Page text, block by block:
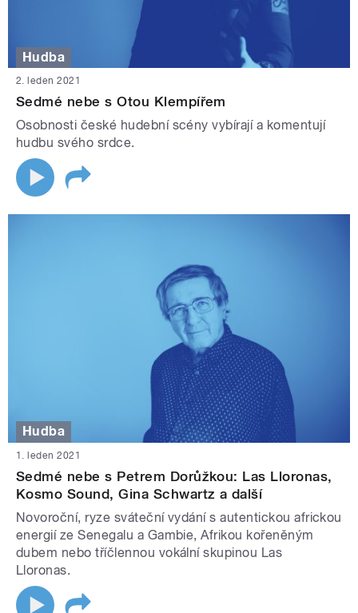
Hudba
2. leden 2021
Sedmé nebe s Otou Klempířem
Osobnosti české hudební scény vybírají a komentují
hudbu svého srdce.
Hudba
1. leden 2021
Sedmé nebe s Petrem Dorůžkou: Las Lloronas,
Kosmo Sound, Gina Schwartz a další
Novoroční, ryze sváteční vydání s autentickou africkou
energií ze Senegalu a Gambie, Afrikou kořeněným
dubem nebo tříčlennou vokální skupinou Las
Lloronas.